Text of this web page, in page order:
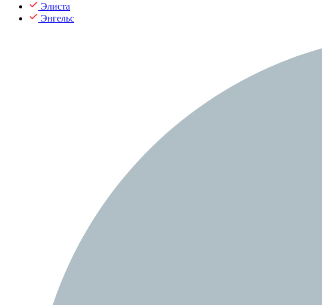
Элиста
Энгельс